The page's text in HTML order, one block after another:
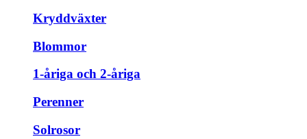
Kryddväxter
Blommor
1-åriga och 2-åriga
Perenner
Solrosor